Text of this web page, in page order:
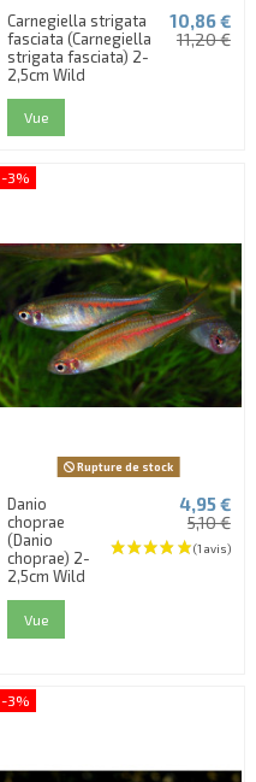
Carnegiella strigata
fasciata (Carnegiella
strigata fasciata) 2-
2,5cm Wild
10,86 €
11,20 €
Vue
-3%
Rupture de stock
Danio
choprae
(Danio
choprae) 2-
2,5cm Wild
4,95 €
5,10 €
Vue
-3%